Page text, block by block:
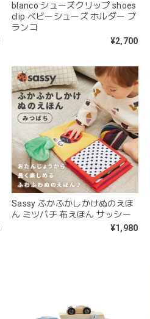
blanco シューズクリップ shoes
clip ベビーシューズ ホルダー ブ
ランコ
¥2,700
Sassy ふかふかしかけぬのえほ
ん ミツバチ 布えほん サッシー
¥1,980